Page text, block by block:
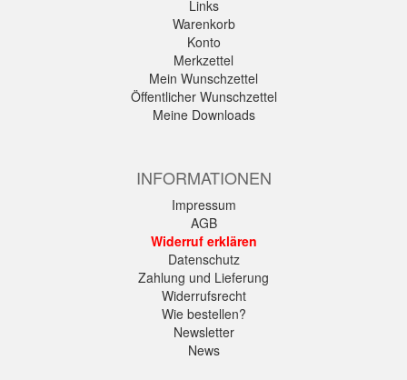
Links
Warenkorb
Konto
Merkzettel
Mein Wunschzettel
Öffentlicher Wunschzettel
Meine Downloads
INFORMATIONEN
Impressum
AGB
Widerruf erklären
Datenschutz
Zahlung und Lieferung
Widerrufsrecht
Wie bestellen?
Newsletter
News